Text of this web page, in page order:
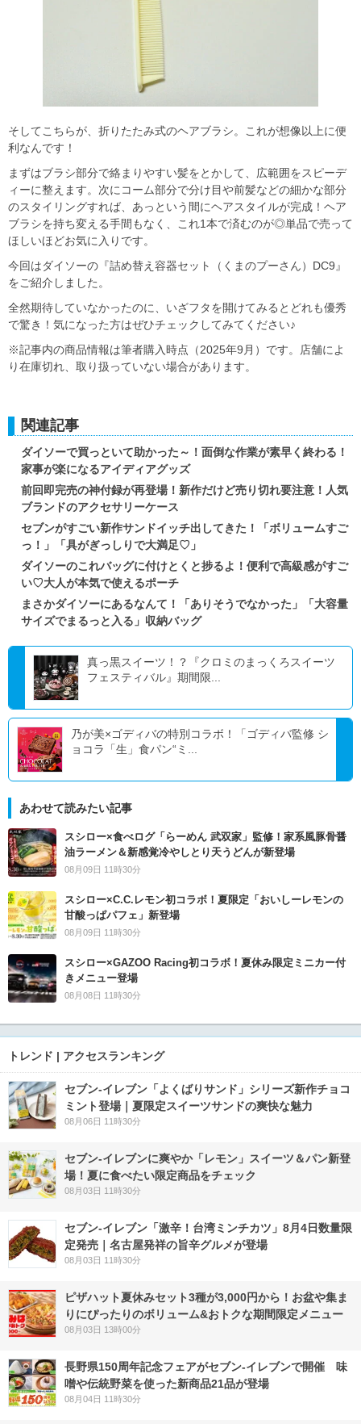
そしてこちらが、折りたたみ式のヘアブラシ。これが想像以上に便
利なんです！
まずはブラシ部分で絡まりやすい髪をとかして、広範囲をスピーデ
ィーに整えます。次にコーム部分で分け目や前髪などの細かな部分
のスタイリングすれば、あっという間にヘアスタイルが完成！ヘア
ブラシを持ち変える手間もなく、これ1本で済むのが◎単品で売って
ほしいほどお気に入りです。
今回はダイソーの『詰め替え容器セット（くまのプーさん）DC9』
をご紹介しました。
全然期待していなかったのに、いざフタを開けてみるとどれも優秀
で驚き！気になった方はぜひチェックしてみてください♪
※記事内の商品情報は筆者購入時点（2025年9月）です。店舗によ
り在庫切れ、取り扱っていない場合があります。
関連記事
ダイソーで買っといて助かった～！面倒な作業が素早く終わる！
家事が楽になるアイディアグッズ
前回即完売の神付録が再登場！新作だけど売り切れ要注意！人気
ブランドのアクセサリーケース
セブンがすごい新作サンドイッチ出してきた！「ボリュームすご
っ！」「具がぎっしりで大満足♡」
ダイソーのこれバッグに付けとくと捗るよ！便利で高級感がすご
い♡大人が本気で使えるポーチ
まさかダイソーにあるなんて！「ありそうでなかった」「大容量
サイズでまるっと入る」収納バッグ
真っ黒スイーツ！？『クロミのまっくろスイーツ
フェスティバル』期間限...
乃が美×ゴディバの特別コラボ！「ゴディバ監修 シ
ョコラ「生」食パン“ミ...
あわせて読みたい記事
スシロー×食べログ「らーめん 武双家」監修！家系風豚骨醤
油ラーメン＆新感覚冷やしとり天うどんが新登場
08月09日 11時30分
スシロー×C.C.レモン初コラボ！夏限定「おいしーレモンの
甘酸っぱパフェ」新登場
08月09日 11時30分
スシロー×GAZOO Racing初コラボ！夏休み限定ミニカー付
きメニュー登場
08月08日 11時30分
トレンド | アクセスランキング
セブン‐イレブン「よくばりサンド」シリーズ新作チョコ
ミント登場｜夏限定スイーツサンドの爽快な魅力
08月06日 11時30分
セブン‐イレブンに爽やか「レモン」スイーツ＆パン新登
場！夏に食べたい限定商品をチェック
08月03日 11時30分
セブン-イレブン「激辛！台湾ミンチカツ」8月4日数量限
定発売｜名古屋発祥の旨辛グルメが登場
08月03日 11時30分
ピザハット夏休みセット3種が3,000円から！お盆や集ま
りにぴったりのボリューム&おトクな期間限定メニュー
08月03日 13時00分
長野県150周年記念フェアがセブン-イレブンで開催 味
噌や伝統野菜を使った新商品21品が登場
08月04日 11時30分